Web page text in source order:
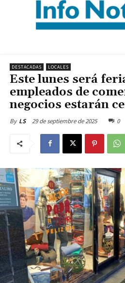
DESTACADAS LOCALES
Este lunes será
empleados de
negocios estarán
By LS 29 de septiembre de 2025 0